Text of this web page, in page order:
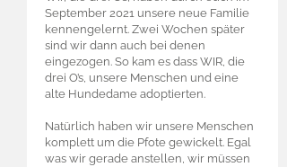
September 2021 unsere neue Familie
kennengelernt. Zwei Wochen später
sind wir dann auch bei denen
eingezogen. So kam es dass WIR, die
drei O’s, unsere Menschen und eine
alte Hundedame adoptierten.
Natürlich haben wir unsere Menschen
komplett um die Pfote gewickelt. Egal
was wir gerade anstellen, wir müssen